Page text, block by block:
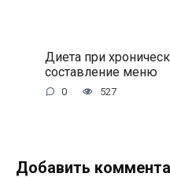
Диета при
составление меню
0 527
Добавить